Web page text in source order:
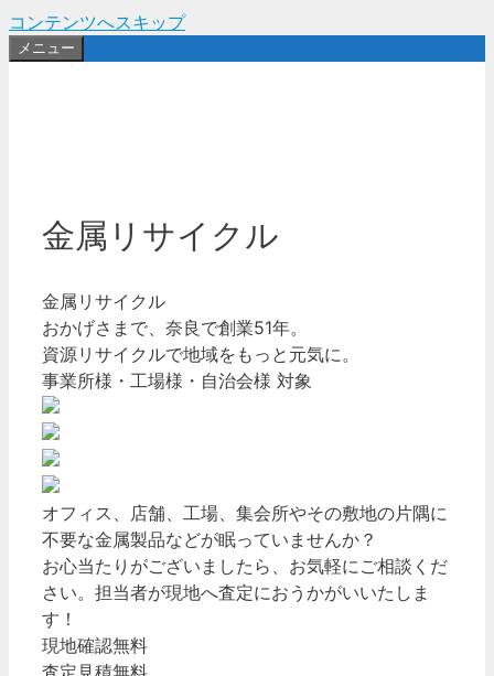
コンテンツへスキップ
メニュー
金属リサイクル
金属リサイクル
おかげさまで、奈良で創業51年。
資源リサイクルで地域をもっと元気に。
事業所様・工場様・自治会様 対象
オフィス、店舗、工場、集会所やその敷地の片隅に
不要な金属製品などが眠っていませんか？
お心当たりがございましたら、お気軽にご相談くだ
さい。担当者が現地へ査定におうかがいいたしま
す！
現地確認無料
査定見積無料